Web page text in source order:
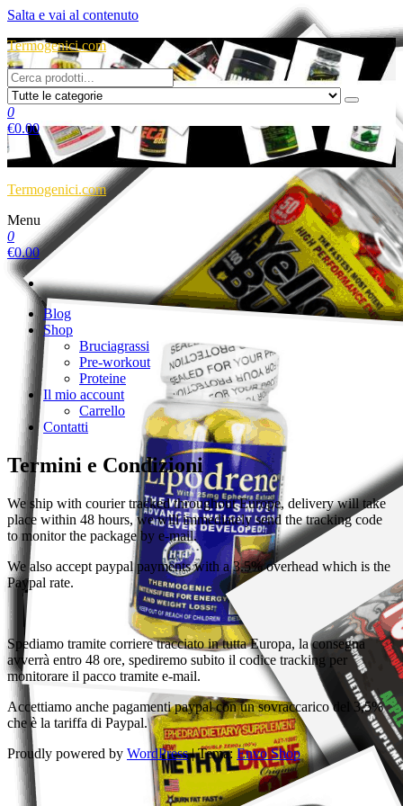
Salta e vai al contenuto
Termogenici.com
0
€0.00
Termogenici.com
Menu
0
€0.00
Blog
Shop
Bruciagrassi
Pre-workout
Proteine
Il mio account
Carrello
Contatti
Termini e Condizioni
We ship with courier tracked throughout Europe, delivery will take
place within 48 hours, we will immediately send the tracking code
to monitor the package by e-mail.
We also accept paypal payments with a 3.5% overhead which is the
Paypal rate.
Spediamo tramite corriere tracciato in tutta Europa, la consegna
avverrà entro 48 ore, spediremo subito il codice tracking per
monitorare il pacco tramite e-mail.
Accettiamo anche pagamenti paypal con un sovraccarico del 3,5%
che è la tariffa di Paypal.
Proudly powered by WordPress |Tema:Envo Shop